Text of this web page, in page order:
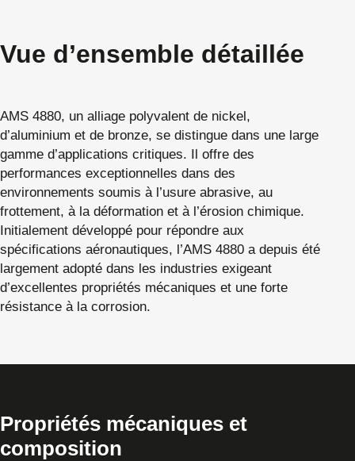
Vue d’ensemble détaillée
AMS 4880, un alliage polyvalent de nickel,
d’aluminium et de bronze, se distingue dans une large
gamme d’applications critiques. Il offre des
performances exceptionnelles dans des
environnements soumis à l’usure abrasive, au
frottement, à la déformation et à l’érosion chimique.
Initialement développé pour répondre aux
spécifications aéronautiques, l’AMS 4880 a depuis été
largement adopté dans les industries exigeant
d’excellentes propriétés mécaniques et une forte
résistance à la corrosion.
Propriétés mécaniques et
composition